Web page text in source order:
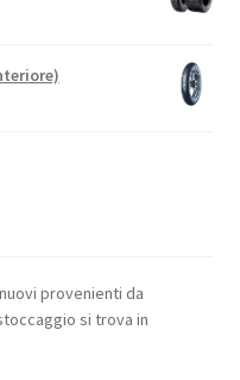
provenienti da
si trova in